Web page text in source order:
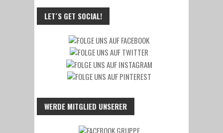
LET´S GET SOCIAL!
WERDE MITGLIED UNSERER